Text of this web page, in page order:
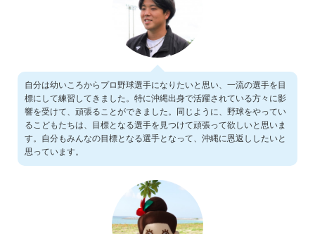
自分は幼いころからプロ野球選手になりたいと思い、一流の選手を目
標にして練習してきました。特に沖縄出身で活躍されている方々に影
響を受けて、頑張ることができました。同じように、野球をやってい
るこどもたちは、目標となる選手を見つけて頑張って欲しいと思いま
す。自分もみんなの目標となる選手となって、沖縄に恩返ししたいと
思っています。